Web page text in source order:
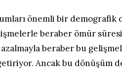
önemli bir demografik
beraber ömür
beraber bu
Ancak bu dönüşüm